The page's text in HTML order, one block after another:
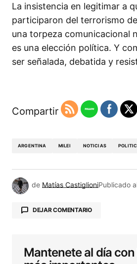
La insistencia en legitimar a
participaron del terrorismo
una torpeza comunicacional
es una elección política. Y
ser señalada, debatida y
Compartir
ARGENTINA MILEI NOTICIAS
de Matías CastiglioniPublicado
DEJAR COMENTARIO
Tu dirección de correo
publicada. Los campos
Mantenete al día